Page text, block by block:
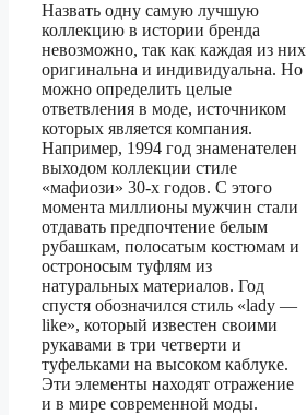
Назвать одну самую лучшую
коллекцию в истории бренда
невозможно, так как каждая из них
оригинальна и индивидуальна. Но
можно определить целые
ответвления в моде, источником
которых является компания.
Например, 1994 год знаменателен
выходом коллекции стиле
«мафиози» 30-х годов. С этого
момента миллионы мужчин стали
отдавать предпочтение белым
рубашкам, полосатым костюмам и
остроносым туфлям из
натуральных материалов. Год
спустя обозначился стиль «lady —
like», который известен своими
рукавами в три четверти и
туфельками на высоком каблуке.
Эти элементы находят отражение
и в мире современной моды.